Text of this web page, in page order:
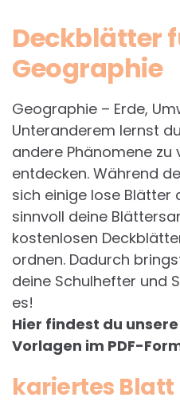
Deckblätter
Geographie
Geographie – Erde,
Unteranderem lernst
andere Phänomene zu
entdecken. Während
sich einige lose Blätter
sinnvoll deine
kostenlosen
ordnen. Dadurch
deine Schulhefter und
es!
Hier findest du
Vorlagen im PDF-
kariertes Blatt